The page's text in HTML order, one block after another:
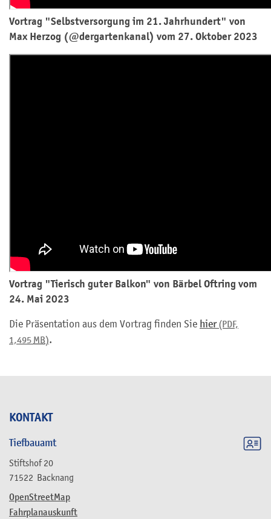
KONTAKT
Tiefbauamt
Stiftshof 20
71522 Backnang
OpenStreetMap
Fahrplanauskunft
Vortrag "Selbstversorgung im 21. Jahrhundert" von
Max Herzog (@dergartenkanal) vom 27. Oktober 2023
Vortrag "Tierisch guter Balkon" von Bärbel Oftring vom
24. Mai 2023
Die Präsentation aus dem Vortrag finden Sie hier(PDF,
1,495MB).